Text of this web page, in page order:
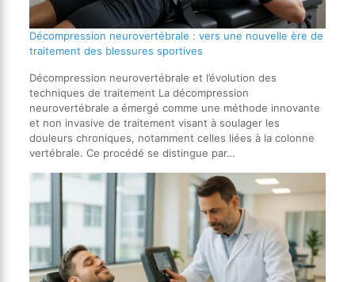
Décompression neurovertébrale : vers une nouvelle ère de
traitement des blessures sportives
Décompression neurovertébrale et l’évolution des
techniques de traitement La décompression
neurovertébrale a émergé comme une méthode innovante
et non invasive de traitement visant à soulager les
douleurs chroniques, notamment celles liées à la colonne
vertébrale. Ce procédé se distingue par…